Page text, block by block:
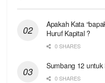
Apakah Kata
Huruf Kapital ?
0 SHARES
Sumbang 12
0 SHARES